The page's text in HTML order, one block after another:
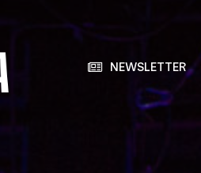
NEWSLETTER